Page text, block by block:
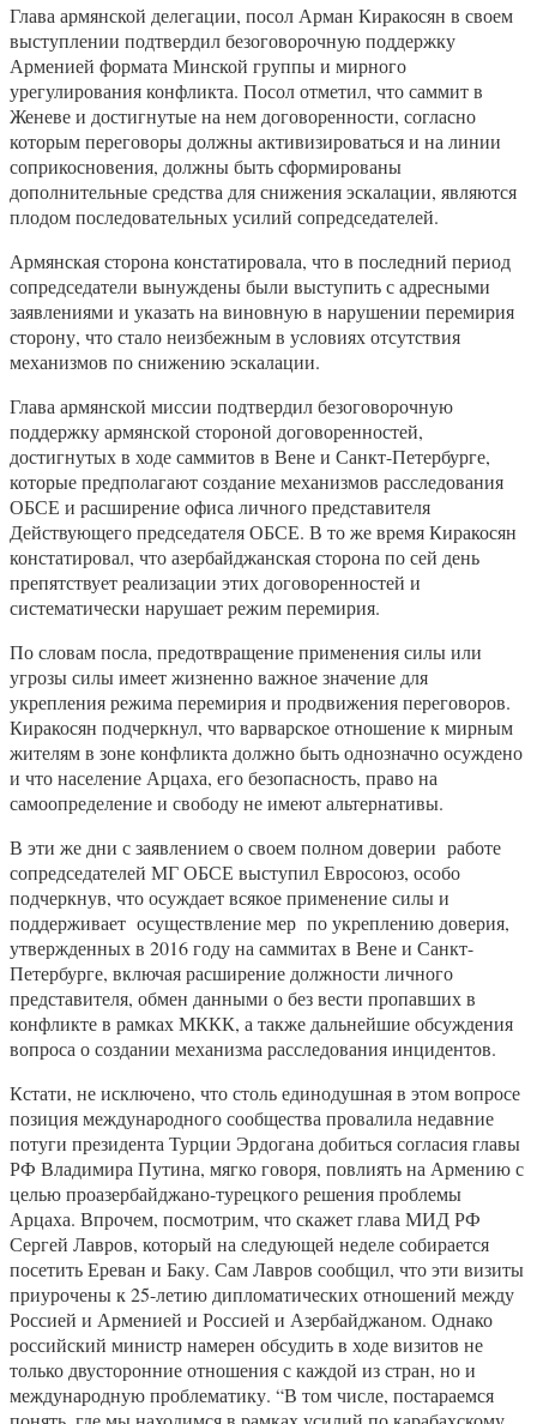
Глава армянской делегации, посол Арман Киракосян в своем
выступлении подтвердил безоговорочную поддержку
Арменией формата Минской группы и мирного
урегулирования конфликта. Посол отметил, что саммит в
Женеве и достигнутые на нем договоренности, согласно
которым переговоры должны активизироваться и на линии
соприкосновения, должны быть сформированы
дополнительные средства для снижения эскалации, являются
плодом последовательных усилий сопредседателей.
Армянская сторона констатировала, что в последний период
сопредседатели вынуждены были выступить с адресными
заявлениями и указать на виновную в нарушении перемирия
сторону, что стало неизбежным в условиях отсутствия
механизмов по снижению эскалации.
Глава армянской миссии подтвердил безоговорочную
поддержку армянской стороной договоренностей,
достигнутых в ходе саммитов в Вене и Санкт-Петербурге,
которые предполагают создание механизмов расследования
ОБСЕ и расширение офиса личного представителя
Действующего председателя ОБСЕ. В то же время Киракосян
констатировал, что азербайджанская сторона по сей день
препятствует реализации этих договоренностей и
систематически нарушает режим перемирия.
По словам посла, предотвращение применения силы или
угрозы силы имеет жизненно важное значение для
укрепления режима перемирия и продвижения переговоров.
Киракосян подчеркнул, что варварское отношение к мирным
жителям в зоне конфликта должно быть однозначно осуждено
и что население Арцаха, его безопасность, право на
самоопределение и свободу не имеют альтернативы.
В эти же дни с заявлением о своем полном доверии работе
сопредседателей МГ ОБСЕ выступил Евросоюз, особо
подчеркнув, что осуждает всякое применение силы и
поддерживает осуществление мер по укреплению доверия,
утвержденных в 2016 году на саммитах в Вене и Санкт-
Петербурге, включая расширение должности личного
представителя, обмен данными о без вести пропавших в
конфликте в рамках МККК, а также дальнейшие обсуждения
вопроса о создании механизма расследования инцидентов.
Кстати, не исключено, что столь единодушная в этом вопросе
позиция международного сообщества провалила недавние
потуги президента Турции Эрдогана добиться согласия главы
РФ Владимира Путина, мягко говоря, повлиять на Армению с
целью проазербайджано-турецкого решения проблемы
Арцаха. Впрочем, посмотрим, что скажет глава МИД РФ
Сергей Лавров, который на следующей неделе собирается
посетить Ереван и Баку. Сам Лавров сообщил, что эти визиты
приурочены к 25-летию дипломатических отношений между
Россией и Арменией и Россией и Азербайджаном. Однако
российский министр намерен обсудить в ходе визитов не
только двусторонние отношения с каждой из стран, но и
международную проблематику. “В том числе, постараемся